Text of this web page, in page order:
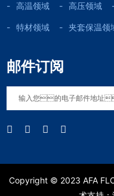
高温领域 高压领域
特材领域 夹套保温领
邮件订阅
Copyright © 2023 AFA